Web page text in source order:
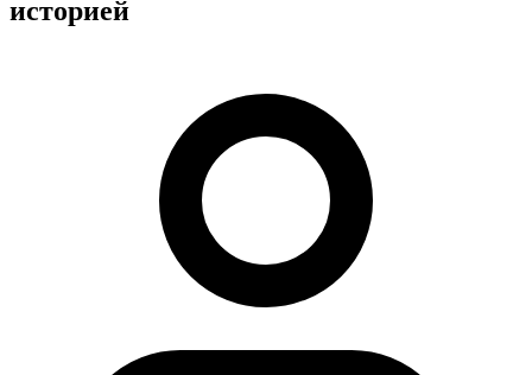
историей